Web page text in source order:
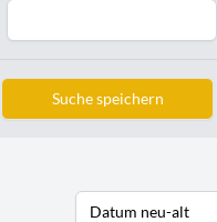
Suche speichern